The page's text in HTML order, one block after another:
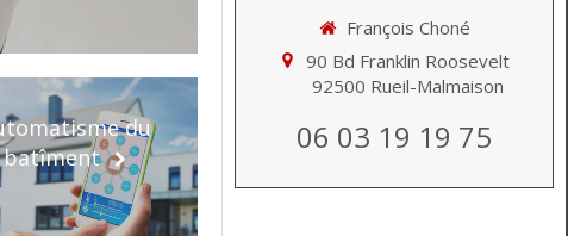
du
batîment
François Choné
90 Bd Franklin Roosevelt
92500 Rueil-Malmaison
06 03 19 19 75